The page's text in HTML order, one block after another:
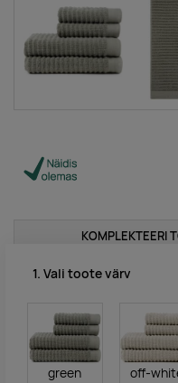
KOMPLEKTEERI
1. Vali toote värv
green off-